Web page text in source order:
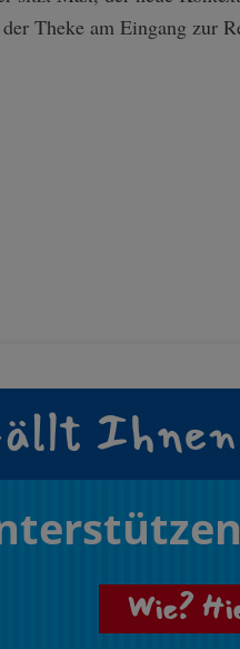
Theke am Eingang zur
Wie?